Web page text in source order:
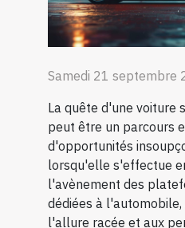
Samedi 21 septembre
La quête d'une voiture
peut être un parcours
d'opportunités
lorsqu'elle s'effectue
l'avènement des
dédiées à
l'allure racée et aux